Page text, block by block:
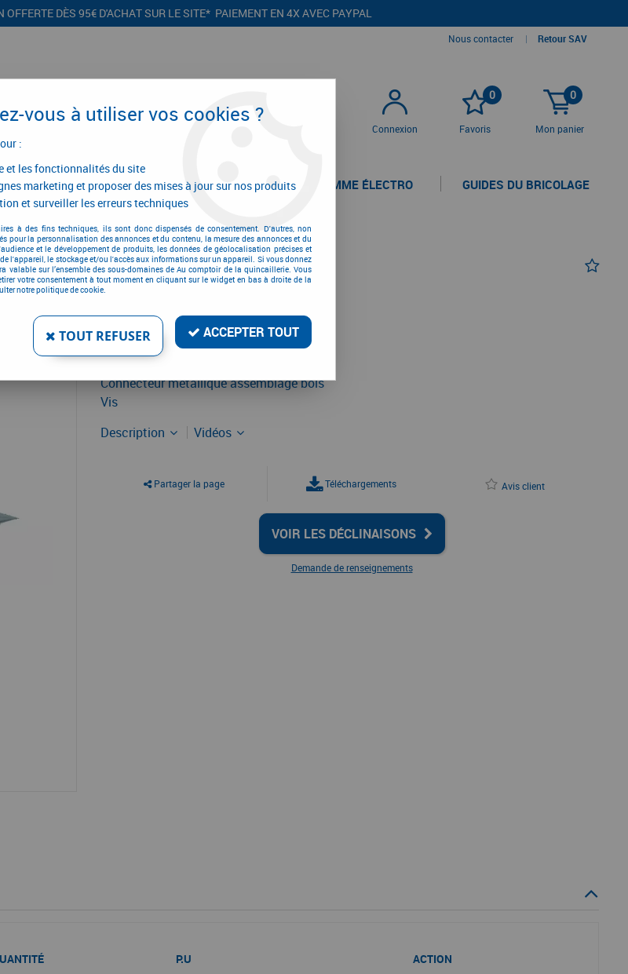
DÈS 95€ D'ACHAT SUR LE SITE* PAIEMENT EN 4X AVEC PAYPAL
Nous contacter | Retour SAV
Connexion
0
Favoris
0
Mon panier
PROMOTIONS LA GAMME ÉLECTRO GUIDES DU BRICOLAGE
VIS BOIS SSH
Réf. :67883
À partir de 25,48€TTC
Connecteur métallique assemblage bois
Vis
Description
Vidéos
Partager la page Téléchargements Avis client
VOIR LES DÉCLINAISONS
Demande de renseignements
P.U ACTION
vous à utiliser vos cookies ?
:
et les fonctionnalités du site
marketing et proposer des mises à jour sur nos produits
et surveiller les erreurs techniques
à des fins techniques, ils sont donc dispensés de consentement. D'autres, non
pour la personnalisation des annonces et du contenu, la mesure des annonces et du
et le développement de produits, les données de géolocalisation précises et
l'appareil, le stockage et/ou l'accès aux informations sur un appareil. Si vous donnez
valable sur l’ensemble des sous-domaines de Au comptoir de la quincaillerie. Vous
votre consentement à tout moment en cliquant sur le widget en bas à droite de la
notre politique de cookie.
TOUT REFUSER ACCEPTER TOUT